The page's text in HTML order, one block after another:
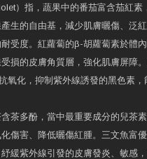
）指，蔬果中的番茄富含茄紅素
生的自由基，減少肌膚曬傷、泛
受度。紅蘿蔔的β-胡蘿蔔素於體
損的皮膚角質層，強化肌膚屏障
氧化，抑制紫外線誘發的黑色素
含茶多酚，當中最重要成分的兒茶
化傷害、降低曬傷紅腫。三文魚富
緩紫外線引發的皮膚發炎、敏感